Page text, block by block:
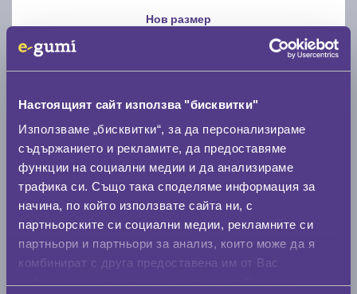
Настоящият сайт използва "бисквитки"
Използваме „бисквитки“, за да персонализираме
съдържанието и рекламите, да предоставяме
функции на социални медии и да анализираме
трафика си. Също така споделяме информация за
начина, по който използвате сайта ни, с
партньорските си социални медии, рекламните си
партньори и партньори за анализ, които може да я
комбинират с друга предоставена им от Вас
Нов размер
Скоростомер при 100км/ч
0 км/ч
Намери гуми с новия размер
По марка автомобил
Марка
Модел